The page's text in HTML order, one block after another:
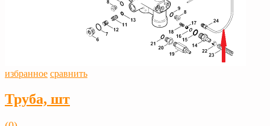
избранное сравнить
Труба, шт